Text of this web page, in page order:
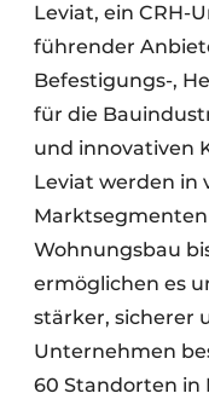
Leviat, ein CRH-
führender
Befestigungs-,
für die
und innovativen
Leviat werden in
Wohnungsbau
ermöglichen es
stärker, sicherer
Unternehmen
60 Standorten in